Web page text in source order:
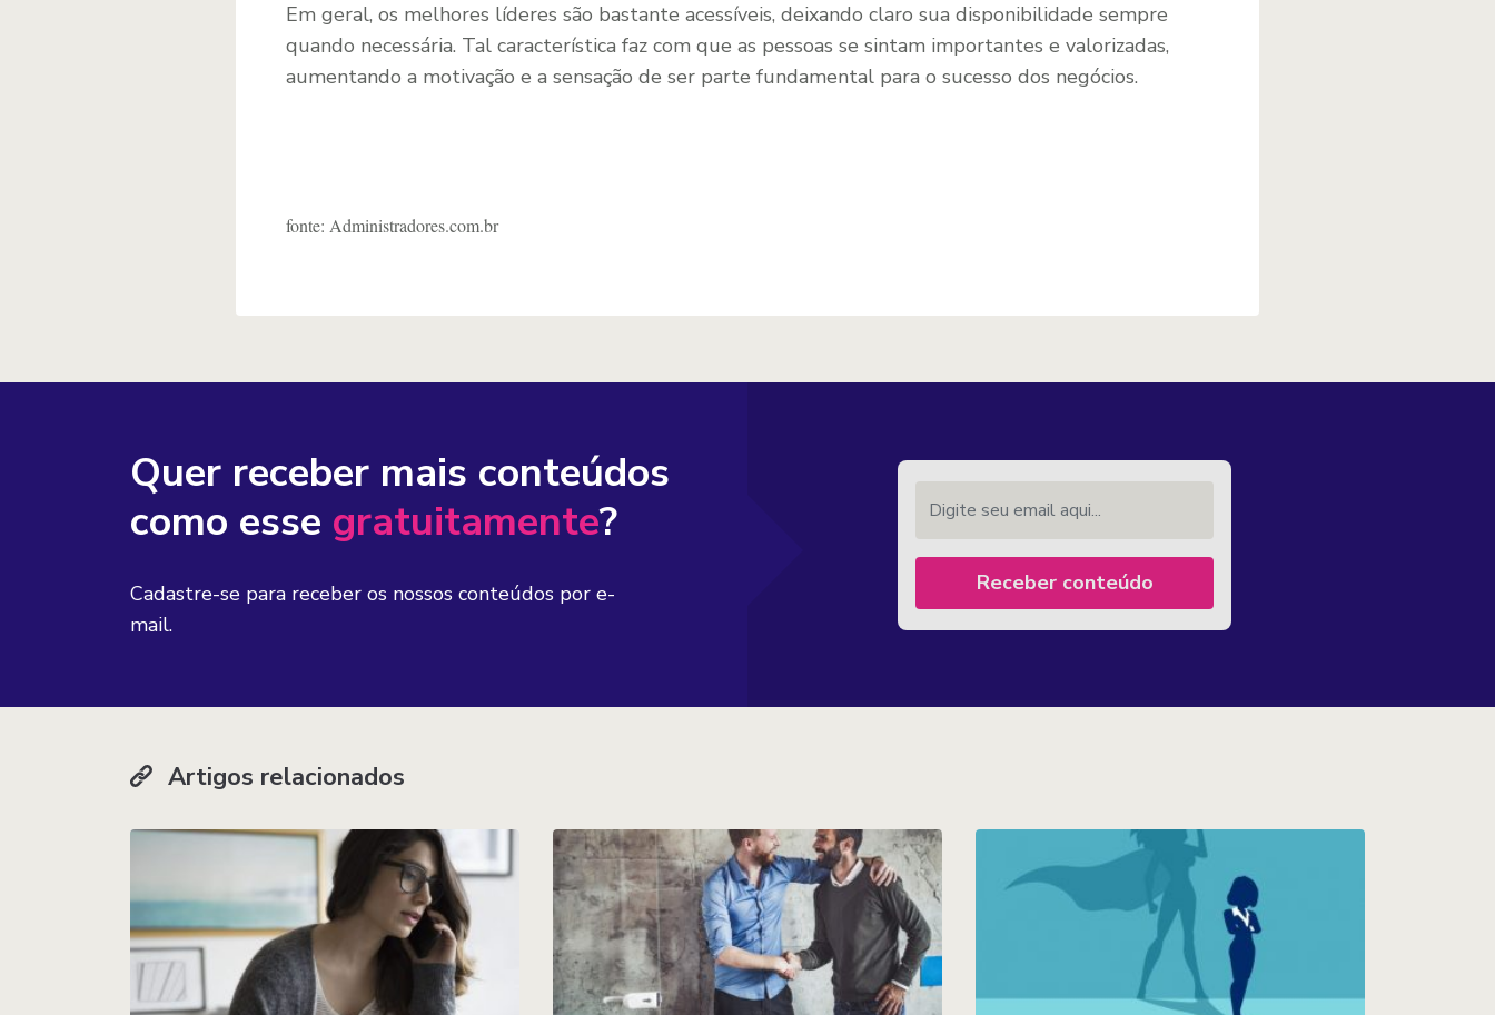
Em geral, os melhores líderes são bastante acessíveis, deixando claro sua disponibilidade sempre
quando necessária. Tal característica faz com que as pessoas se sintam importantes e valorizadas,
aumentando a motivação e a sensação de ser parte fundamental para o sucesso dos negócios.
fonte: Administradores.com.br
Quer receber mais conteúdos
como esse gratuitamente?
Cadastre-se para receber os nossos conteúdos por e-
mail.
Receber conteúdo
Artigos relacionados